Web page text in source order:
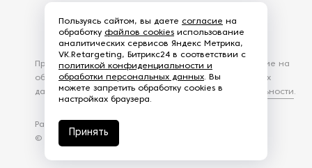
Разработка сайта —
© 2026 – Eurasia Group. Все права защищены
Продолжая использовать наш сайт, вы даете согласие на
обработку файлов Cookies и других пользовательских
данных, в соответствии сПолитикой конфиденциальности.
Пользуясь сайтом, вы даете согласие на
обработку файлов cookies использование
аналитических сервисов Яндекс Метрика,
VK.Retargeting, Битрикс24 в соответствии с
политикой конфиденциальности и
обработки персональных данных. Вы
можете запретить обработку cookies в
настройках браузера.
Принять